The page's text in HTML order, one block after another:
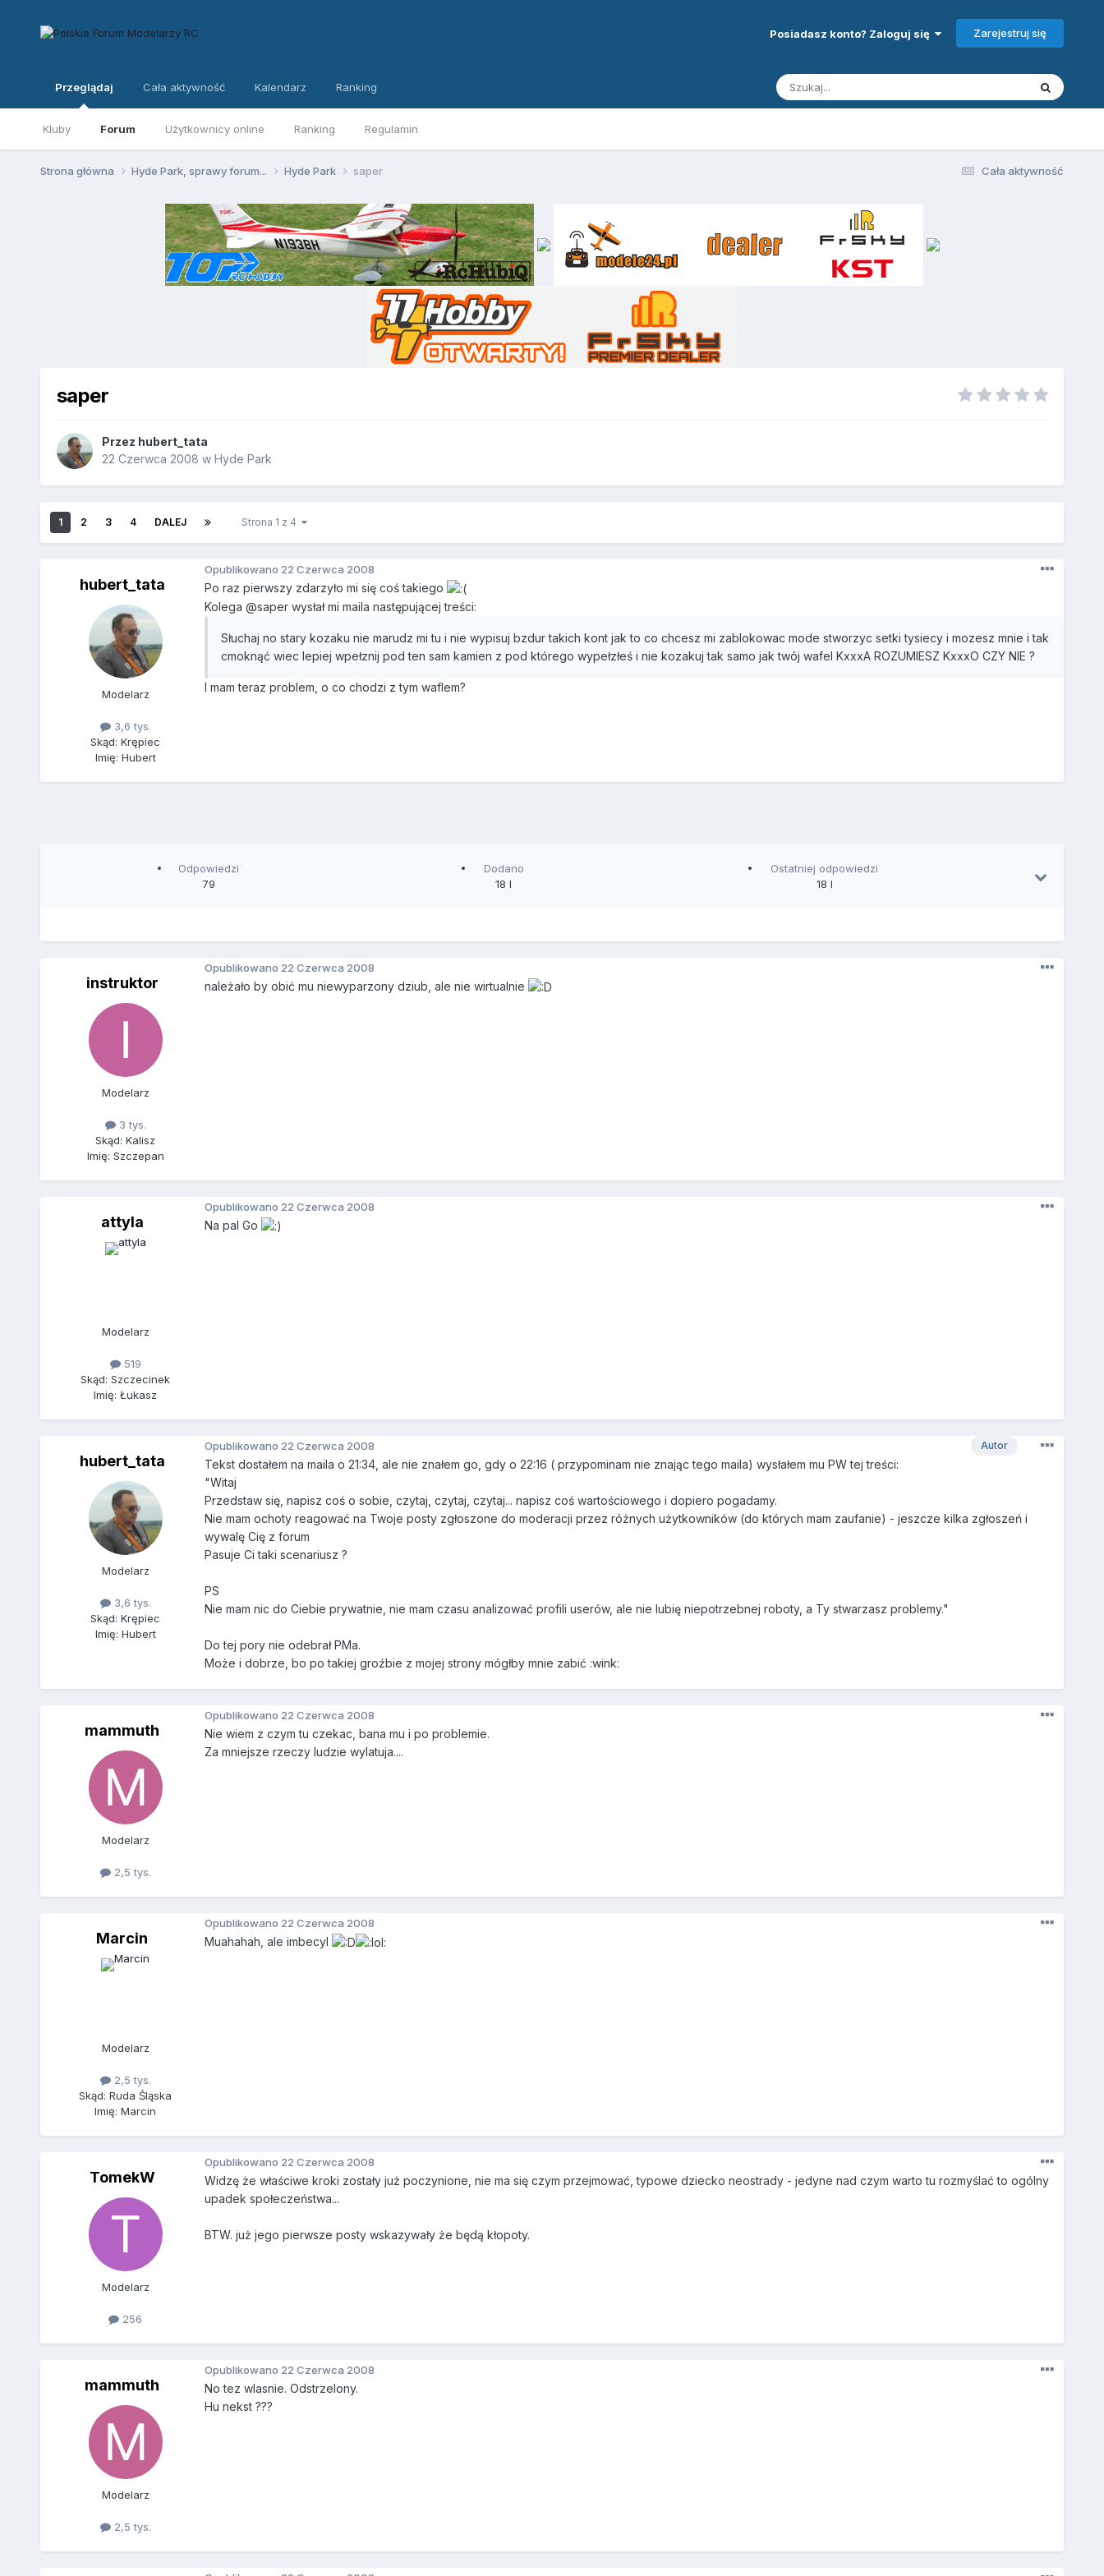
Posiadasz konto? Zaloguj się Zarejestruj się
Przeglądaj
Kluby Forum Użytkownicy online Ranking Regulamin
Cała aktywność Kalendarz Ranking
Cała aktywność
Strona główna Hyde Park, sprawy forum... Hyde Park saper
saper
Przez hubert_tata
22 Czerwca 2008 w Hyde Park
1 2 3 4 DALEJ Strona 1 z 4
hubert_tata
Modelarz
3,6 tys.
Skąd: Krępiec
Imię: Hubert
Opublikowano 22 Czerwca 2008
Po raz pierwszy zdarzyło mi się coś takiego
Kolega @saper wysłał mi maila następującej treści:
Słuchaj no stary kozaku nie marudz mi tu i nie wypisuj bzdur takich kont jak to co chcesz mi zablokowac mode stworzyc setki tysiecy i mozesz mnie i tak
cmoknąć wiec lepiej wpełznij pod ten sam kamien z pod którego wypełzłeś i nie kozakuj tak samo jak twój wafel KxxxA ROZUMIESZ KxxxO CZY NIE ?
I mam teraz problem, o co chodzi z tym waflem?
Odpowiedzi
79
Dodano
18 l
Ostatniej odpowiedzi
18 l
instruktor
Modelarz
3 tys.
Skąd: Kalisz
Imię: Szczepan
Opublikowano 22 Czerwca 2008
należało by obić mu niewyparzony dziub, ale nie wirtualnie
attyla
Modelarz
519
Skąd: Szczecinek
Imię: Łukasz
Opublikowano 22 Czerwca 2008
Na pal Go
hubert_tata
Modelarz
3,6 tys.
Skąd: Krępiec
Imię: Hubert
Autor
Opublikowano 22 Czerwca 2008
Tekst dostałem na maila o 21:34, ale nie znałem go, gdy o 22:16 ( przypominam nie znając tego maila) wysłałem mu PW tej treści:
"Witaj
Przedstaw się, napisz coś o sobie, czytaj, czytaj, czytaj... napisz coś wartościowego i dopiero pogadamy.
Nie mam ochoty reagować na Twoje posty zgłoszone do moderacji przez różnych użytkowników (do których mam zaufanie) - jeszcze kilka zgłoszeń i
wywalę Cię z forum
Pasuje Ci taki scenariusz ?
PS
Nie mam nic do Ciebie prywatnie, nie mam czasu analizować profili userów, ale nie lubię niepotrzebnej roboty, a Ty stwarzasz problemy."
Do tej pory nie odebrał PMa.
Może i dobrze, bo po takiej groźbie z mojej strony mógłby mnie zabić :wink:
mammuth
Modelarz
2,5 tys.
Opublikowano 22 Czerwca 2008
Nie wiem z czym tu czekac, bana mu i po problemie.
Za mniejsze rzeczy ludzie wylatuja....
Marcin
Modelarz
2,5 tys.
Skąd: Ruda Śląska
Imię: Marcin
Opublikowano 22 Czerwca 2008
Muahahah, ale imbecyl
TomekW
Modelarz
256
Opublikowano 22 Czerwca 2008
Widzę że właściwe kroki zostały już poczynione, nie ma się czym przejmować, typowe dziecko neostrady - jedyne nad czym warto tu rozmyślać to ogólny
upadek społeczeństwa...
BTW. już jego pierwsze posty wskazywały że będą kłopoty.
mammuth
Modelarz
2,5 tys.
Opublikowano 22 Czerwca 2008
No tez wlasnie. Odstrzelony.
Hu nekst ???